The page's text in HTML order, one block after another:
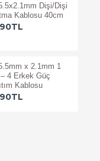
Dişi/Dişi
Kablosu 40cm
x 2.1mm 1
4 Erkek Güç
Kablosu